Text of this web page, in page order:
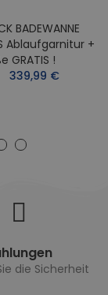
BADEWANNE
Ablaufgarnitur +
GRATIS !
339,99 €
die Sicherheit